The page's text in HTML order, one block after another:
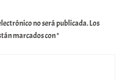
no será publicada.Los
marcados con*